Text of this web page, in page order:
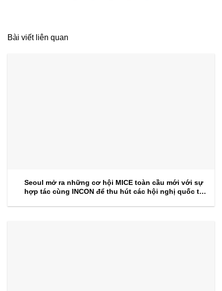
Bài viết liên quan
Seoul mở ra những cơ hội MICE toàn cầu mới với sự
hợp tác cùng INCON để thu hút các hội nghị quốc tế